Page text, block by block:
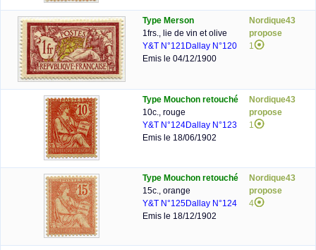
Type Merson
1frs., lie de vin et olive
Y&T N°121 Dallay N°120
Emis le 04/12/1900
Nordique43
propose
1
Type Mouchon retouché
10c., rouge
Y&T N°124Dallay N°123
Emis le 18/06/1902
Nordique43
propose
1
Type Mouchon retouché
15c., orange
Y&T N°125Dallay N°124
Emis le 18/12/1902
Nordique43
propose
4